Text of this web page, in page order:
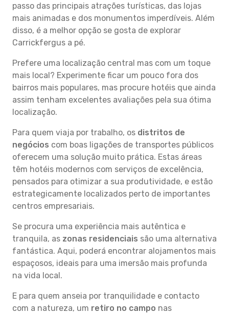
passo das principais atrações turísticas, das lojas
mais animadas e dos monumentos imperdíveis. Além
disso, é a melhor opção se gosta de explorar
Carrickfergus a pé.
Prefere uma localização central mas com um toque
mais local? Experimente ficar um pouco fora dos
bairros mais populares, mas procure hotéis que ainda
assim tenham excelentes avaliações pela sua ótima
localização.
Para quem viaja por trabalho, os distritos de
negócios com boas ligações de transportes públicos
oferecem uma solução muito prática. Estas áreas
têm hotéis modernos com serviços de excelência,
pensados para otimizar a sua produtividade, e estão
estrategicamente localizados perto de importantes
centros empresariais.
Se procura uma experiência mais autêntica e
tranquila, as zonas residenciais são uma alternativa
fantástica. Aqui, poderá encontrar alojamentos mais
espaçosos, ideais para uma imersão mais profunda
na vida local.
E para quem anseia por tranquilidade e contacto
com a natureza, um retiro no campo nas